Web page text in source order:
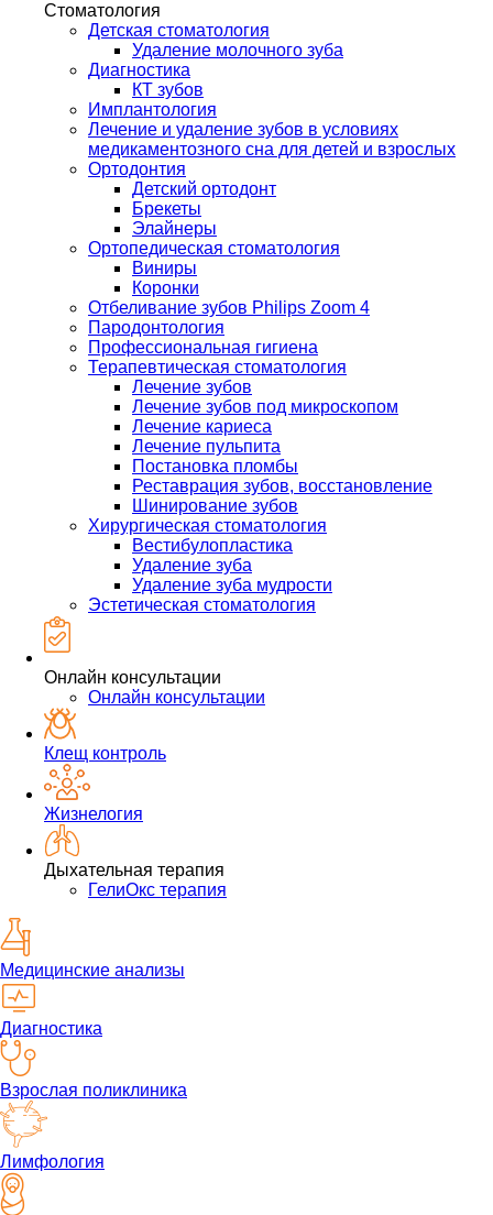
Стоматология
Детская стоматология
Удаление молочного зуба
Диагностика
КТ зубов
Имплантология
Лечение и удаление зубов в условиях
медикаментозного сна для детей и взрослых
Ортодонтия
Детский ортодонт
Брекеты
Элайнеры
Ортопедическая стоматология
Виниры
Коронки
Отбеливание зубов Philips Zoom 4
Пародонтология
Профессиональная гигиена
Терапевтическая стоматология
Лечение зубов
Лечение зубов под микроскопом
Лечение кариеса
Лечение пульпита
Постановка пломбы
Реставрация зубов, восстановление
Шинирование зубов
Хирургическая стоматология
Вестибулопластика
Удаление зуба
Удаление зуба мудрости
Эстетическая стоматология
Онлайн консультации
Онлайн консультации
Клещ контроль
Жизнелогия
Дыхательная терапия
ГелиОкс терапия
Медицинские анализы
Диагностика
Взрослая поликлиника
Лимфология